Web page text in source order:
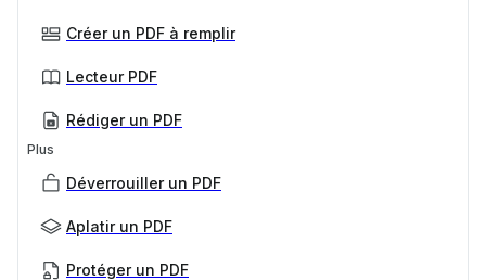
Créer un PDF à remplir
Lecteur PDF
Rédiger un PDF
Plus
Déverrouiller un PDF
Aplatir un PDF
Protéger un PDF